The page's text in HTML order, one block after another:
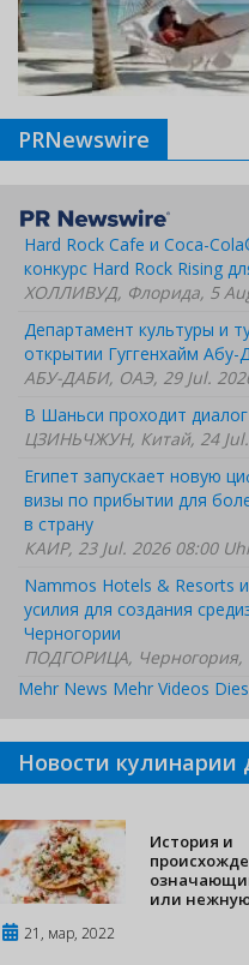
PRNewswire
Hard Rock Cafe и Coca-
конкурс Hard Rock Rising
ХОЛЛИВУД, Флорида, 5
Департамент культуры и
открытии Гуггенхайм
АБУ-ДАБИ, ОАЭ, 29 Jul.
В Шаньси проходит
ЦЗИНЬЧЖУН, Китай, 24
Египет запускает новую
визы по прибытии для
в страну
КАИР, 23 Jul. 2026 08:00
Nammos Hotels & Resorts
усилия для создания
Черногории
ПОДГОРИЦА, Черногория,
Mehr News Mehr Videos
Новости кулинарии
История и
или
21, мар, 2022